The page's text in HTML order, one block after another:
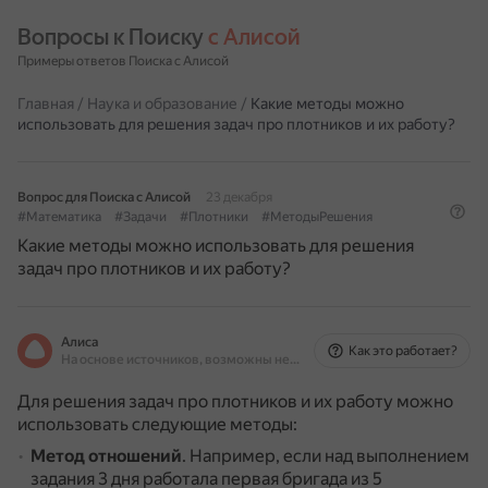
Вопросы к Поиску с Алисой
Примеры ответов Поиска с Алисой
Главная / Наука и образование / Какие методы можно
использовать для решения задач про плотников и их работу?
Вопрос для Поиска с Алисой
23 декабря
#Математика
#Задачи #Плотники #МетодыРешения
Какие методы можно использовать для решения
задач про плотников и их работу?
Алиса
На основе источников, возможны неточности
Как это работает?
Для решения задач про плотников и их работу можно
использовать следующие методы:
Метод отношений. Например, если над выполнением
задания 3 дня работала первая бригада из 5